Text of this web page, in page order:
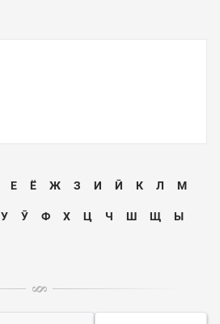
Е Ё Ж З И Ӣ К Л М
У Ӯ Ф Х Ц Ч Ш Щ Ы